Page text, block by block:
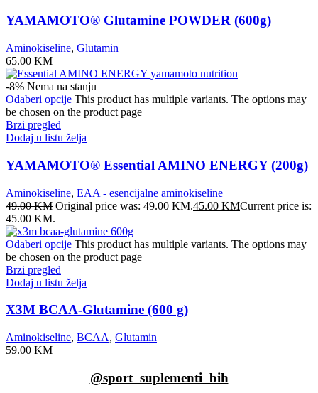
YAMAMOTO® Glutamine POWDER (600g)
Aminokiseline, Glutamin
65.00 KM
-8% Nema na stanju
Odaberi opcije This product has multiple variants. The options may
be chosen on the product page
Brzi pregled
Dodaj u listu želja
YAMAMOTO® Essential AMINO ENERGY (200g)
Aminokiseline, EAA - esencijalne aminokiseline
49.00KM Original price was: 49.00 KM.45.00 KMCurrent price is:
45.00 KM.
Odaberi opcije This product has multiple variants. The options may
be chosen on the product page
Brzi pregled
Dodaj u listu želja
X3M BCAA-Glutamine (600 g)
Aminokiseline, BCAA, Glutamin
59.00 KM
@sport_suplementi_bih